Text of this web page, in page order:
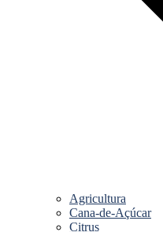
Agricultura
Cana-de-Açúcar
Citrus